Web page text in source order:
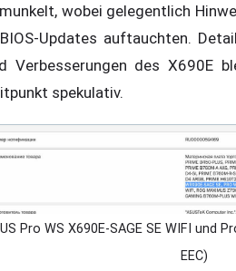
wobei gelegentlich
Updates auftauchten.
Verbesserungen des X690E
spekulativ.
Pro WS X690E-SAGE SE WIFI und
EEC)